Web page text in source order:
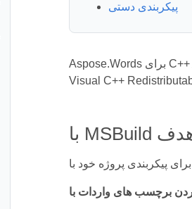
پیکربندی دستی
Aspose.Words برای C++ API با Visual Studio 2022 یا بالاتر کار می کند. برای کار با Visual Studio، ممکن است لازم باشد